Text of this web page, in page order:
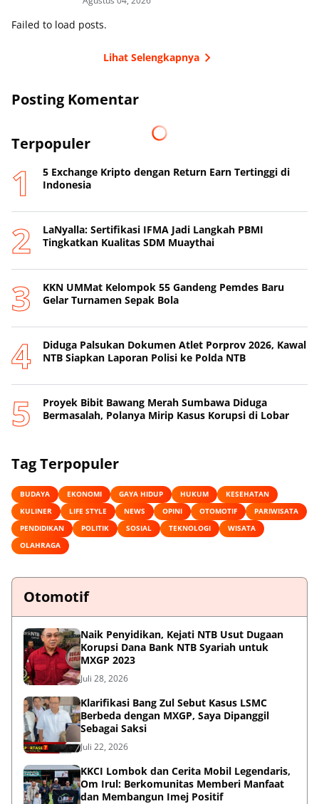
Failed to load posts.
Lihat Selengkapnya
Posting Komentar
Terpopuler
5 Exchange Kripto dengan Return Earn Tertinggi di
Indonesia
LaNyalla: Sertifikasi IFMA Jadi Langkah PBMI
Tingkatkan Kualitas SDM Muaythai
KKN UMMat Kelompok 55 Gandeng Pemdes Baru
Gelar Turnamen Sepak Bola
Diduga Palsukan Dokumen Atlet Porprov 2026, Kawal
NTB Siapkan Laporan Polisi ke Polda NTB
Proyek Bibit Bawang Merah Sumbawa Diduga
Bermasalah, Polanya Mirip Kasus Korupsi di Lobar
Tag Terpopuler
BUDAYA EKONOMI GAYA HIDUP HUKUM
KESEHATAN
KULINER
LIFE STYLE NEWS OPINI OTOMOTIF
PARIWISATA
PENDIDIKAN
POLITIK SOSIAL TEKNOLOGI
WISATA
OLAHRAGA
Otomotif
Naik Penyidikan, Kejati NTB Usut Dugaan
Korupsi Dana Bank NTB Syariah untuk
MXGP 2023
Juli 28, 2026
Klarifikasi Bang Zul Sebut Kasus LSMC
Berbeda dengan MXGP, Saya Dipanggil
Sebagai Saksi
Juli 22, 2026
KKCI Lombok dan Cerita Mobil Legendaris,
Om Irul: Berkomunitas Memberi Manfaat
dan Membangun Imej Positif